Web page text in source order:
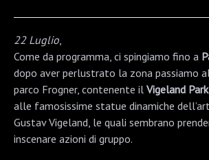
22 Luglio
Come da programma, ci spingiamo fino a
dopo aver perlustrato la zona passiamo
parco Frogner, contenente il Vigeland Park
alle famosissime statue dinamiche
Gustav Vigeland , le quali sembrano
inscenare azioni di gruppo.